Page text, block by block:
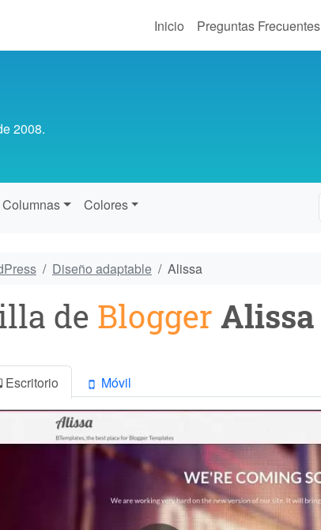
Inicio Preguntas Frecuentes
2008.
Columnas Colores
Diseño adaptable Alissa
de Blogger Alissa
Escritorio Móvil